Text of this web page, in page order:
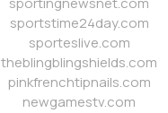
sportstime24day.com
sporteslive.com
theblingblingshields.com
pinkfrenchtipnails.com
newgamestv.com